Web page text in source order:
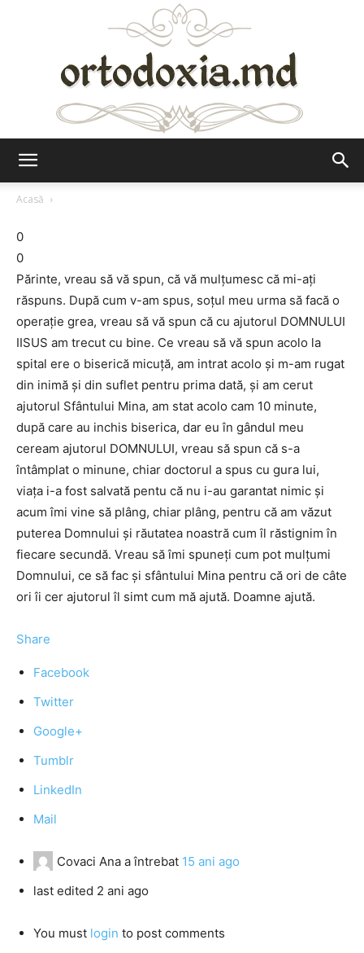
Acasă
0
0
Părinte, vreau să vă spun, că vă mulţumesc că mi-aţi
răspuns. După cum v-am spus, soţul meu urma să facă o
operaţie grea, vreau să vă spun că cu ajutorul DOMNULUI
IISUS am trecut cu bine. Ce vreau să vă spun acolo la
spital ere o biserică micuţă, am intrat acolo şi m-am rugat
din inimă şi din suflet pentru prima dată, şi am cerut
ajutorul Sfântului Mina, am stat acolo cam 10 minute,
după care au inchis biserica, dar eu în gândul meu
ceream ajutorul DOMNULUI, vreau să spun că s-a
întâmplat o minune, chiar doctorul a spus cu gura lui,
viaţa i-a fost salvată pentu că nu i-au garantat nimic şi
acum îmi vine să plâng, chiar plâng, pentru că am văzut
puterea Domnului şi răutatea noastră cum îl răstignim în
fiecare secundă. Vreau să îmi spuneţi cum pot mulţumi
Domnului, ce să fac şi sfântului Mina pentru că ori de câte
ori îi cer ajutorul îl simt cum mă ajută. Doamne ajută.
Share
Facebook
Twitter
Google+
Tumblr
LinkedIn
Mail
Covaci Ana a întrebat 15 ani ago
last edited 2 ani ago
You must login to post comments